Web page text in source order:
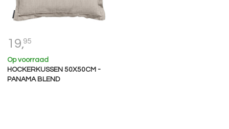
19,95
Op voorraad
HOCKERKUSSEN 50X50CM -
PANAMA BLEND